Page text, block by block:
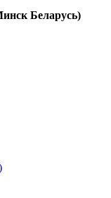
Беларусь)